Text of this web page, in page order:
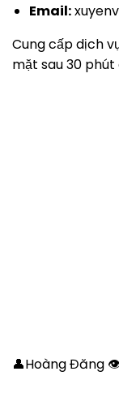
Email:
Cung cấp dịch
mặt sau 30 phút
👤Hoàng Đăng